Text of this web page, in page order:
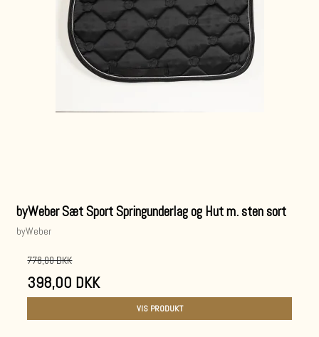
byWeber Sæt Sport Springunderlag og Hut m. sten sort
byWeber
778,00 DKK
398,00 DKK
VIS PRODUKT